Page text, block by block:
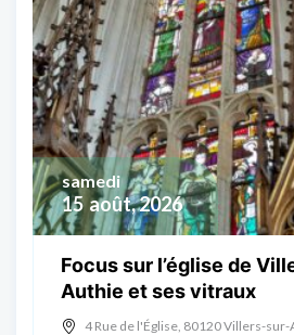
15 août, 2026
samedi
Focus sur l’église de
Authie et ses vitraux
4 Rue de l'Église, 80120 Villers-